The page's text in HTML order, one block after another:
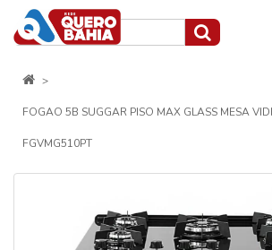
FOGAO 5B SUGGAR PISO MAX GLASS MESA
FGVMG510PT